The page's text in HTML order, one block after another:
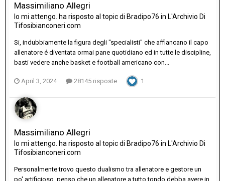
Massimiliano Allegri
Io mi attengo. ha risposto al topic di Bradipo76 in L'Archivio Di
Tifosibianconeri.com
Si, indubbiamente la figura degli "specialisti" che affiancano il capo
allenatore é diventata ormai pane quotidiano ed in tutte le discipline,
basti vedere anche basket e football americano con...
April 3, 2024 28145 risposte 1
Massimiliano Allegri
Io mi attengo. ha risposto al topic di Bradipo76 in L'Archivio Di
Tifosibianconeri.com
Personalmente trovo questo dualismo tra allenatore e gestore un
po' artificioso, penso che un allenatore a tutto tondo debba avere in